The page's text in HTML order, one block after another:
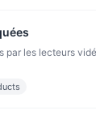
par les lecteurs